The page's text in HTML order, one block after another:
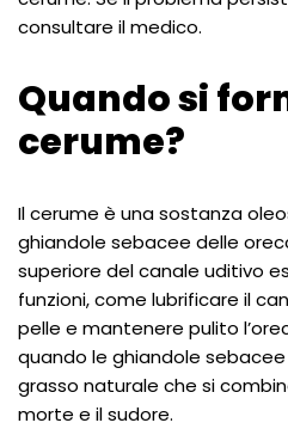
consultare il medico.
Quando si
cerume?
Il cerume è una sostanza
ghiandole sebacee delle
superiore del canale uditivo
funzioni, come lubrificare il
pelle e mantenere pulito
quando le ghiandole
grasso naturale che si
morte e il sudore.